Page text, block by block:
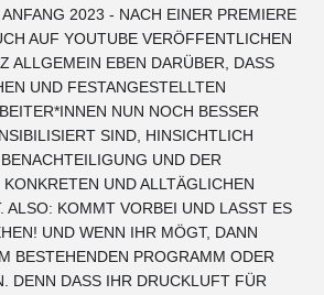
2023 - NACH EINER PREMIERE
AUF YOUTUBE VERÖFFENTLICHEN
ALLGEMEIN EBEN DARÜBER, DASS
UND FESTANGESTELLTEN
NUN NOCH BESSER
SIND, HINSICHTLICH
UND DER
UND ALLTÄGLICHEN
ALSO: KOMMT VORBEI UND LASST ES
UND WENN IHR MÖGT, DANN
BESTEHENDEN PROGRAMM ODER
DENN DASS IHR DRUCKLUFT FÜR